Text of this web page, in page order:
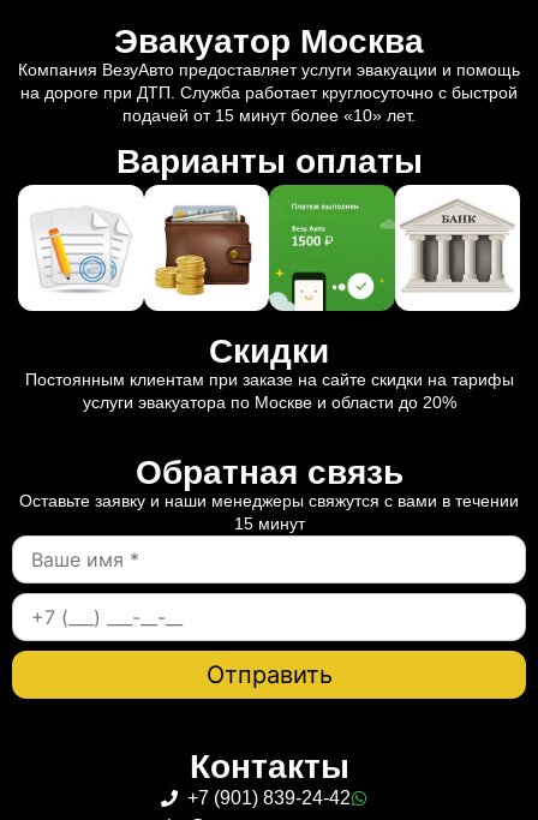
Эвакуатор Москва
Компания ВезуАвто предоставляет услуги эвакуации и помощь
на дороге при ДТП. Служба работает круглосуточно с быстрой
подачей от 15 минут более «10» лет.
Варианты оплаты
Скидки
Постоянным клиентам при заказе на сайте скидки на тарифы
услуги эвакуатора по Москве и области до 20%
Обратная связь
Оставьте заявку и наши менеджеры свяжутся с вами в течении
15 минут
Контакты
+7 (901) 839-24-42